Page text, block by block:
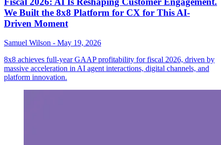
We Built the 8x8 Platform for CX for This AI-
Driven Moment
Samuel Wilson - May 19, 2026
8x8 achieves full-year GAAP profitability for fiscal 2026, driven by
massive acceleration in AI agent interactions, digital channels, and
platform innovation.